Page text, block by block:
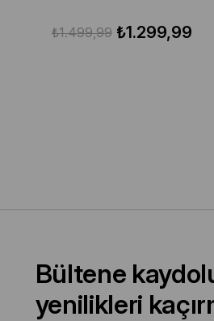
₺1.299,99
₺1.499,99
Bültene
yenilikleri